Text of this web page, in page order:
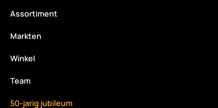
Assortiment
Markten
Winkel
Team
50-jarig jubileum